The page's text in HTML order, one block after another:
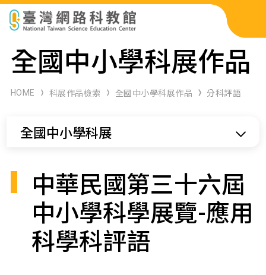
科展作品檢索
科學研習月刊
全國中小學科展作品
HOME 科展作品檢索 全國中小學科展作品 分科評語
全國中小學科展
中華民國第三十六屆
中小學科學展覽-應用
科學科評語